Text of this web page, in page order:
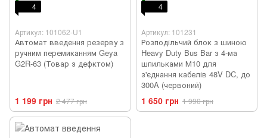
4
Артикул: 101062-U1
Автомат введення резерву з
ручним перемиканням Geya
G2R-63 (Товар з дефктом)
1 199 грн 2 477 грн
4
Артикул: 101231
Розподільчий блок з шиною
Heavy Duty Bus Bar з 4-ма
шпильками М10 для
з'єднання кабелів 48V DC, до
300A (червоний)
1 650 грн 1 990 грн